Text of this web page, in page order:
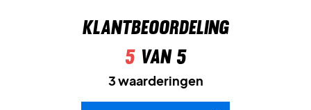
Klantbeoordeling
5van 5
3 waarderingen